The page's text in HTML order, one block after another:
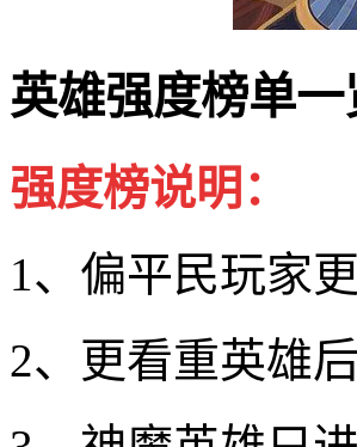
英雄强度榜单一
强度榜说明：
1、偏平民玩家
2、更看重英雄